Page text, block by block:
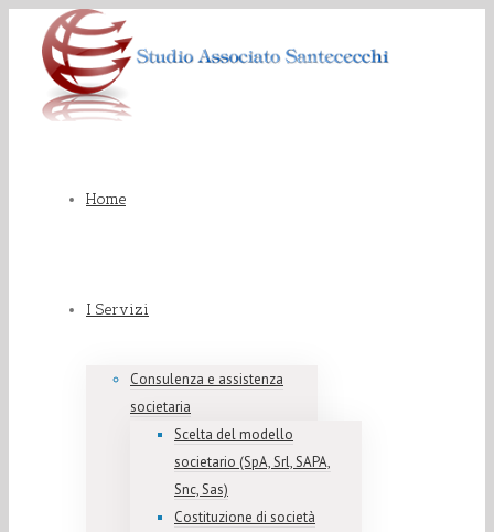
Home
I Servizi
Consulenza e assistenza
societaria
Scelta del modello
societario (SpA, Srl, SAPA,
Snc, Sas)
Costituzione di società